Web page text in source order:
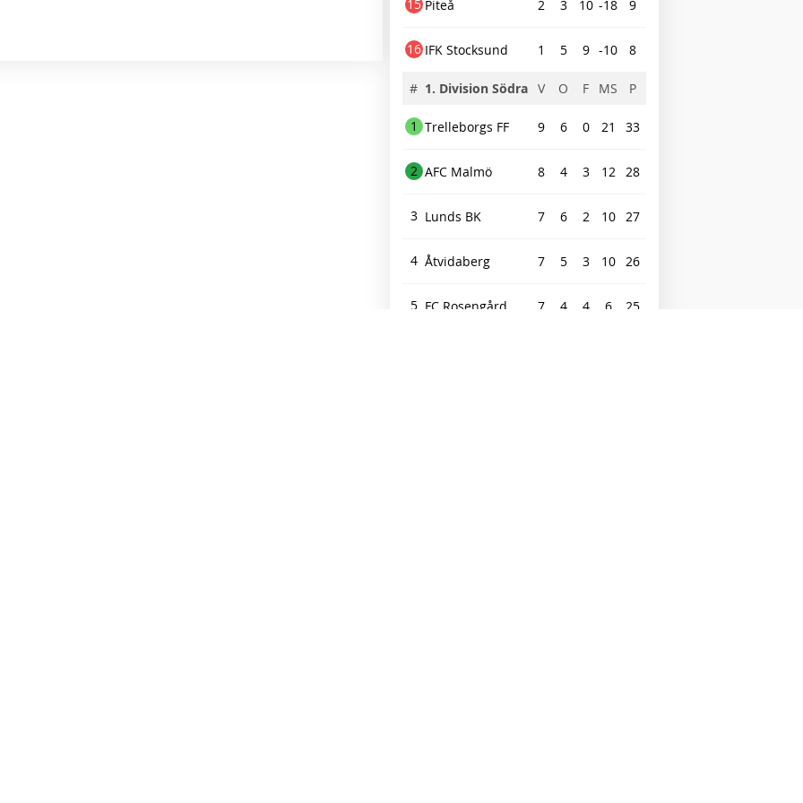
15 Piteå 2 3 10 -18 9
16 IFK Stocksund 1 5 9 -10 8
# 1. Division Södra V O F MS P
1 Trelleborgs FF 9 6 0 21 33
2 AFC Malmö 8 4 3 12 28
3 Lunds BK 7 6 2 10 27
4 Åtvidaberg 7 5 3 10 26
5 FC Rosengård 7 4 4 6 25